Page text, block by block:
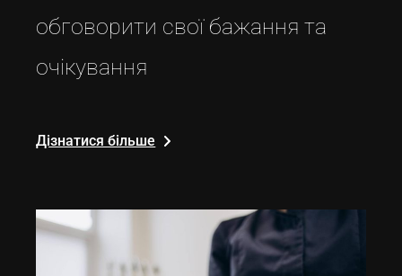
обговорити свої бажання та
очікування
Дізнатися більше